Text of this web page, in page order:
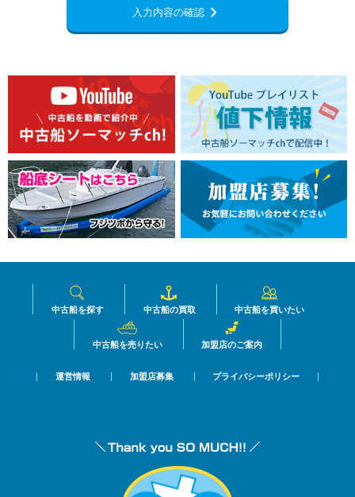
入力内容の確認navigate_next
中古船を探す 中古船の買取 中古船を買いたい
中古船を売りたい 加盟店のご案内
運営情報 加盟店募集 プライバシーポリシー